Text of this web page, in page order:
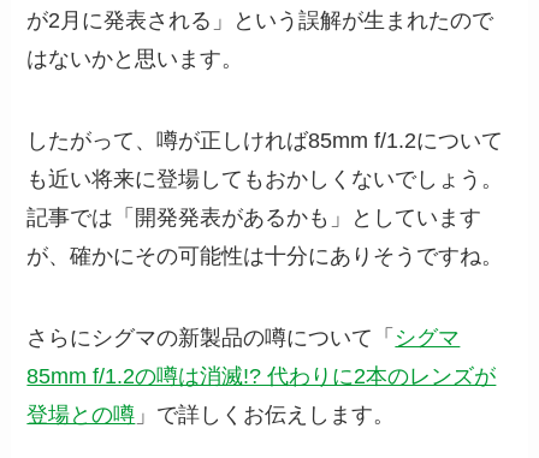
が2月に発表される」という誤解が生まれたので
はないかと思います。
したがって、噂が正しければ85mm f/1.2について
も近い将来に登場してもおかしくないでしょう。
記事では「開発発表があるかも」としています
が、確かにその可能性は十分にありそうですね。
さらにシグマの新製品の噂について「 シグマ
85mm f/1.2の噂は消滅!? 代わりに2本のレンズが
登場との噂 」で詳しくお伝えします。